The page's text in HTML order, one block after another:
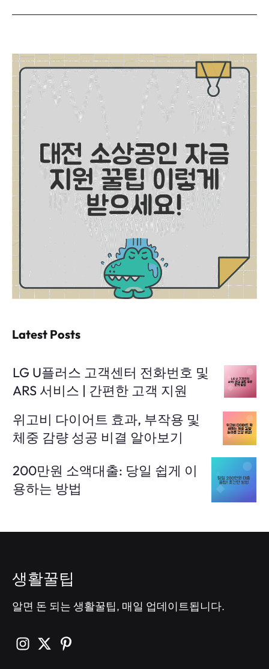
Latest Posts
LG U플러스 고객센터 전화번호 및
ARS 서비스 | 간편한 고객 지원
위고비 다이어트 효과, 부작용 및
체중 감량 성공 비결 알아보기
200만원 소액대출: 당일 쉽게 이
용하는 방법
생활꿀팁
알면 돈 되는 생활꿀팁, 매일 업데이트됩니다.